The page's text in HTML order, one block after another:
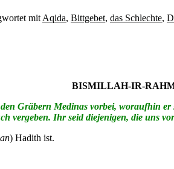
mit Aqida, Bittgebet, das Schlechte,
BISMILLAH-IR-
Gräbern Medinas vorbei, woraufhin
vergeben. Ihr seid diejenigen, die uns
) Hadith ist.